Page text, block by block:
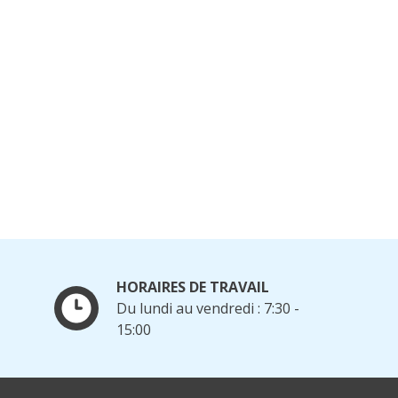
HORAIRES DE TRAVAIL
Du lundi au vendredi : 7:30 -
15:00